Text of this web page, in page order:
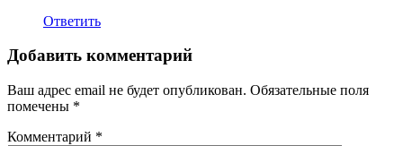
Ответить
Добавить комментарий
Ваш адрес email не будет опубликован. Обязательные поля
помечены *
Комментарий *